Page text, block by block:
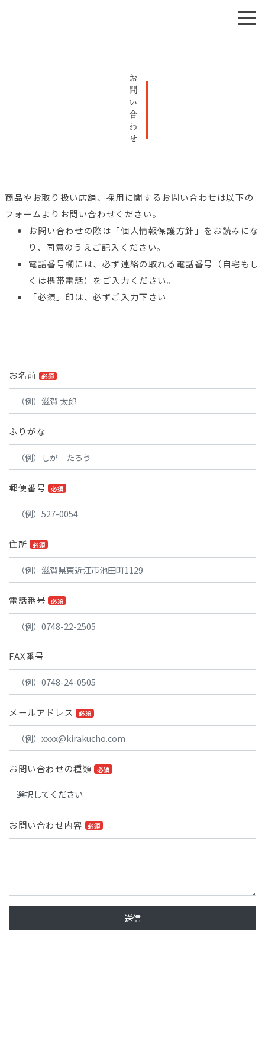
会社概要
酒造りへの想い
商品紹介
お問い合わせ
English/ 日本語
お問い合わせ
商品やお取り扱い店舗、採用に関するお問い合わせは以下の
フォームよりお問い合わせください。
お問い合わせの際は「個人情報保護方針」をお読みにな
り、同意のうえご記入ください。
電話番号欄には、必ず連絡の取れる電話番号（自宅もし
くは携帯電話）をご入力ください。
「必須」印は、必ずご入力下さい
お名前 必須
ふりがな
郵便番号 必須
住所 必須
電話番号 必須
FAX番号
メールアドレス 必須
お問い合わせの種類 必須
お問い合わせ内容 必須
送信